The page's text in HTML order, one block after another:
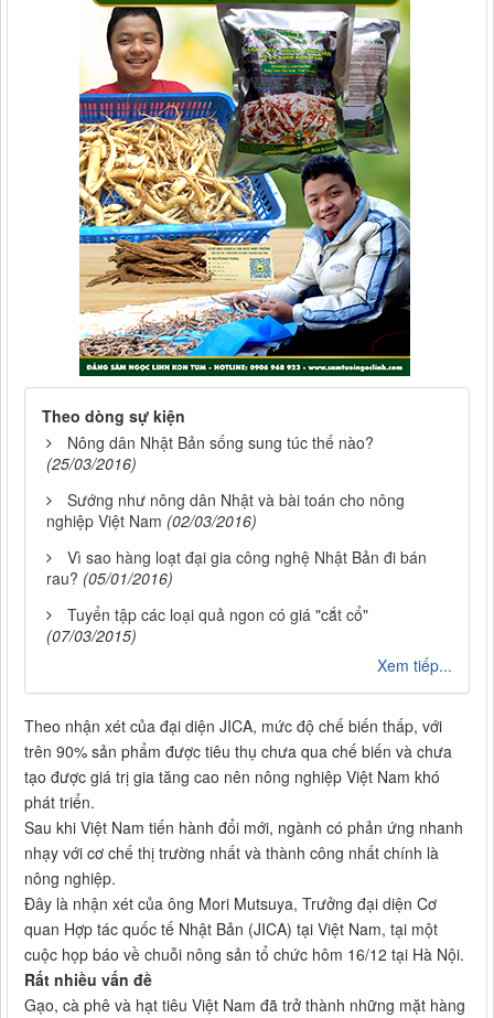
Theo dòng sự kiện
Nông dân Nhật Bản sống sung túc thế nào?
(25/03/2016)
Sướng như nông dân Nhật và bài toán cho nông
nghiệp Việt Nam (02/03/2016)
Vì sao hàng loạt đại gia công nghệ Nhật Bản đi bán
rau? (05/01/2016)
Tuyển tập các loại quả ngon có giá "cắt cổ"
(07/03/2015)
Xem tiếp...
Theo nhận xét của đại diện JICA, mức độ chế biến thấp, với
trên 90% sản phẩm được tiêu thụ chưa qua chế biến và chưa
tạo được giá trị gia tăng cao nên nông nghiệp Việt Nam khó
phát triển.
Sau khi Việt Nam tiến hành đổi mới, ngành có phản ứng nhanh
nhạy với cơ chế thị trường nhất và thành công nhất chính là
nông nghiệp.
Đây là nhận xét của ông Mori Mutsuya, Trưởng đại diện Cơ
quan Hợp tác quốc tế Nhật Bản (JICA) tại Việt Nam, tại một
cuộc họp báo về chuỗi nông sản tổ chức hôm 16/12 tại Hà Nội.
Rất nhiều vấn đề
Gạo, cà phê và hạt tiêu Việt Nam đã trở thành những mặt hàng